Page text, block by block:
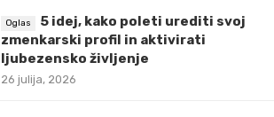
5 idej, kako poleti urediti svoj
zmenkarski profil in aktivirati
ljubezensko življenje
26 julija, 2026